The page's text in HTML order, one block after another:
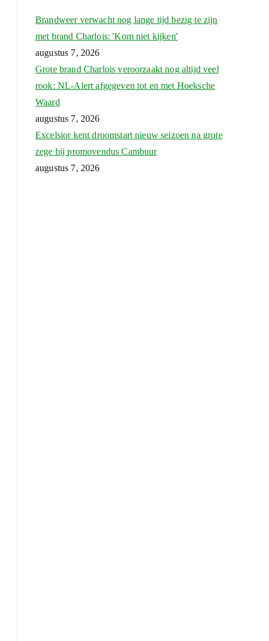
Brandweer verwacht nog lange tijd bezig te zijn
met brand Charlois: 'Kom niet kijken'
augustus 7, 2026
Grote brand Charlois veroorzaakt nog altijd veel
rook: NL-Alert afgegeven tot en met Hoeksche
Waard
augustus 7, 2026
Excelsior kent droomstart nieuw seizoen na grote
zege bij promovendus Cambuur
augustus 7, 2026